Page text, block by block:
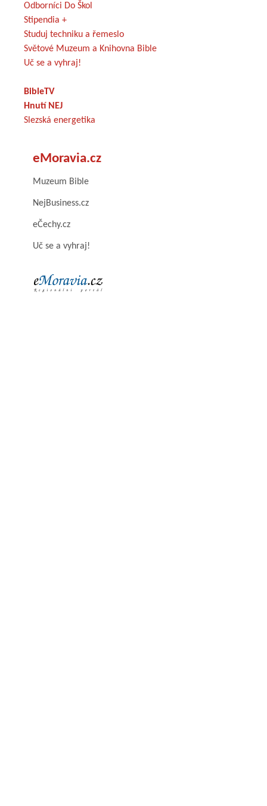
Odborníci Do Škol
Stipendia +
Studuj techniku a řemeslo
Světové Muzeum a Knihovna Bible
Uč se a vyhraj!
BibleTV
Hnutí NEJ
Slezská energetika
eMoravia.cz
Muzeum Bible
NejBusiness.cz
eČechy.cz
Uč se a vyhraj!